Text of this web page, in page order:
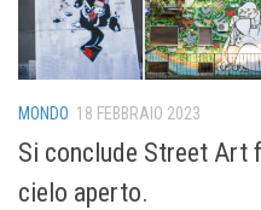
MONDO 18 FEBBRAIO 2023
Si conclude Street Art
cielo aperto.